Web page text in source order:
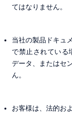
てはなりません。
当社の製品ドキュ
で禁止されてい
データ、またはセ
ん。
お客様は、法的お